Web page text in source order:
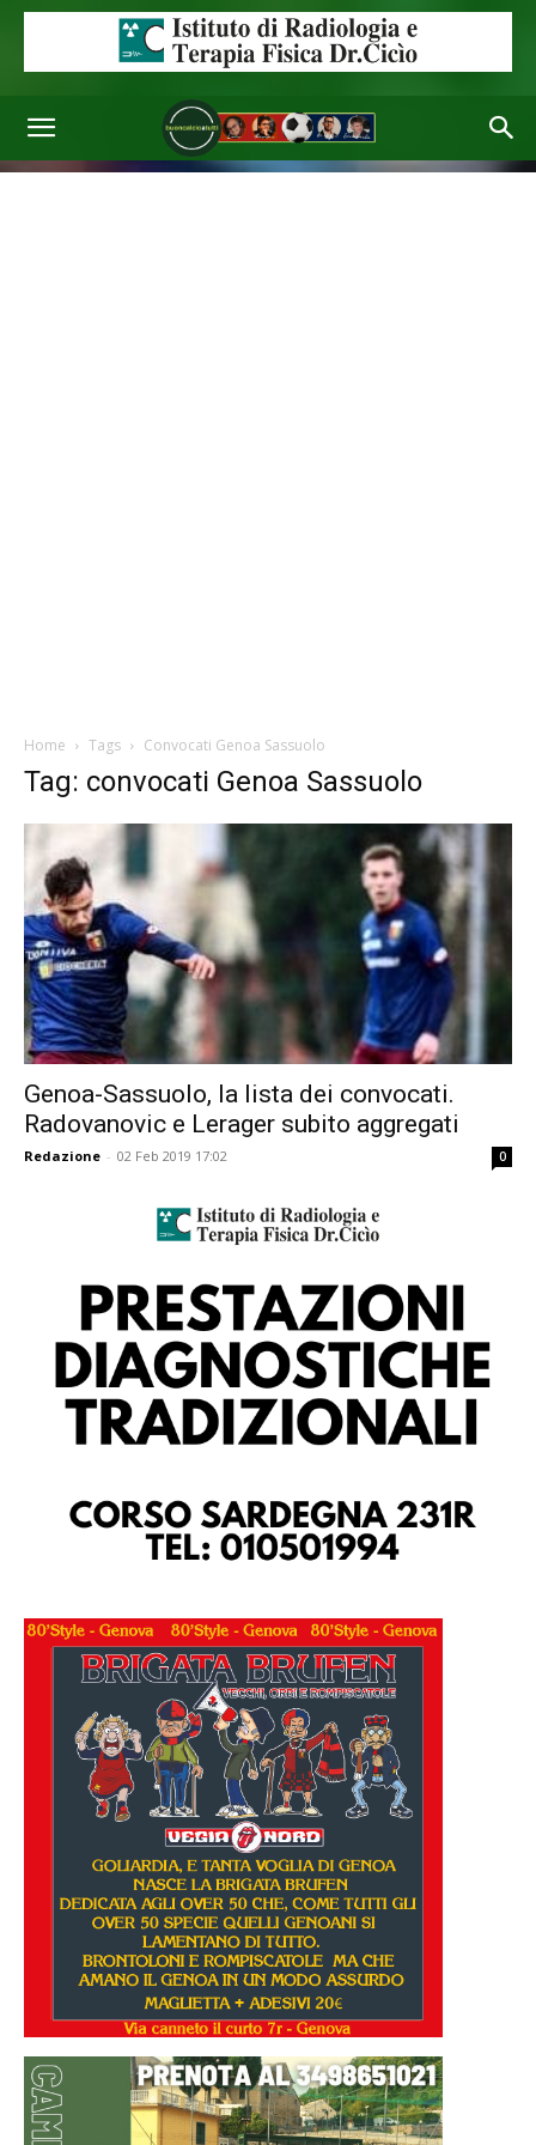
Home Tags Convocati Genoa Sassuolo
Tag: convocati Genoa Sassuolo
Genoa-Sassuolo, la lista dei convocati.
Radovanovic e Lerager subito aggregati
Redazione - 02 Feb 2019 17:02 0